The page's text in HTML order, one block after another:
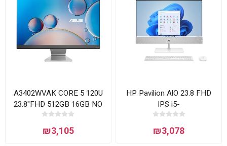
HP Pavilion AlO 23.8 FHD
IPS i5-
12400T/16GB(2x8GB)/1TSSD/NVIDIA
MX450
2GB/WIN11PLUS/WHITE/3Y
₪3,078
A3402WVAK CORE 5 120U
23.8"FHD 512GB 16GB NO
OS BLACK 1Y-OS Asus
₪3,105